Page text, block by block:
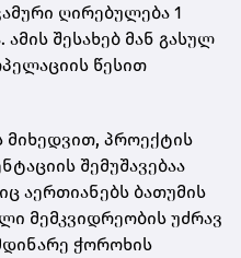
ღირებულება 1
შესახებ მან გასულ
წესით
მიხედვით, პროექტის
შემუშავებაა
აერთიანებს ბათუმის
მემკვიდრეობის უძრავ
ჭოროხის